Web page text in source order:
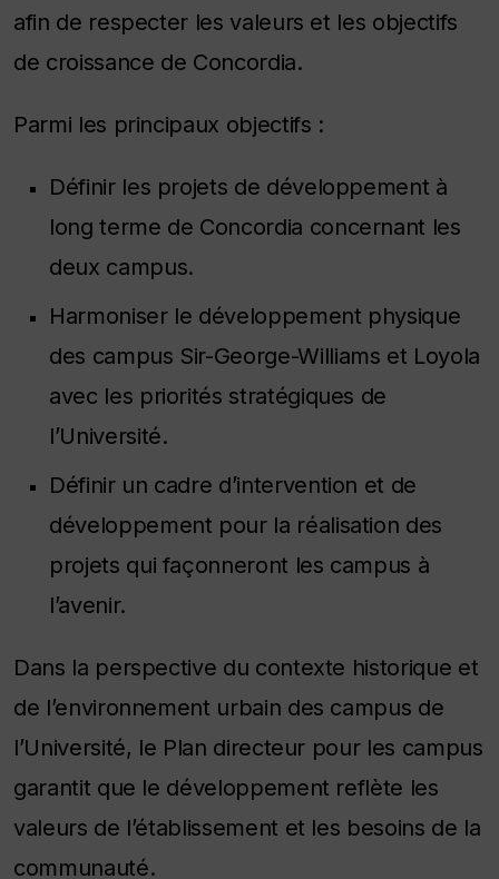
afin de respecter les valeurs et les objectifs
de croissance de Concordia.
Parmi les principaux objectifs :
Définir les projets de développement à
long terme de Concordia concernant les
deux campus.
Harmoniser le développement physique
des campus Sir-George-Williams et Loyola
avec les priorités stratégiques de
l’Université.
Définir un cadre d’intervention et de
développement pour la réalisation des
projets qui façonneront les campus à
l’avenir.
Dans la perspective du contexte historique et
de l’environnement urbain des campus de
l’Université, le Plan directeur pour les campus
garantit que le développement reflète les
valeurs de l’établissement et les besoins de la
communauté.